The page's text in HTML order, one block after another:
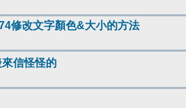
修改文字顏色&大小的方法
信怪怪的